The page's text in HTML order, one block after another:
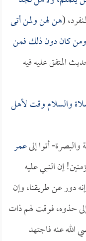
(هن لهن ولمن أتى
ومن كان دون ذلك فمن
المتفق عليه فيه
والسلام وقت لأهل
أتوا إلىعمر
إن النبي عليه
دور عن طريقنا، وإن
حذوه، فوقت لهم ذات
الله عنه فاجتهد